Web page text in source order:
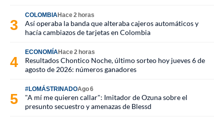
COLOMBIAHace 2 horas
Así operaba la banda que alteraba cajeros automáticos y
hacía cambiazos de tarjetas en Colombia
ECONOMÍAHace 2 horas
Resultados Chontico Noche, último sorteo hoy jueves 6 de
agosto de 2026: números ganadores
#LOMÁSTRINADOAgo 6
"A mí me quieren callar": Imitador de Ozuna sobre el
presunto secuestro y amenazas de Blessd